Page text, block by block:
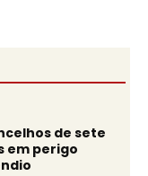
de sete
em perigo